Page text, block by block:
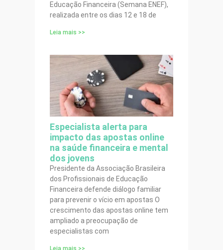
Educação Financeira (Semana ENEF),
realizada entre os dias 12 e 18 de
Leia mais >>
Especialista alerta para
impacto das apostas online
na saúde financeira e mental
dos jovens
Presidente da Associação Brasileira
dos Profissionais de Educação
Financeira defende diálogo familiar
para prevenir o vício em apostas O
crescimento das apostas online tem
ampliado a preocupação de
especialistas com